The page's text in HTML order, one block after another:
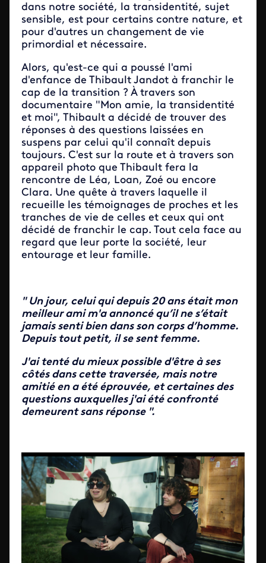
dans notre société, la transidentité, sujet
sensible, est pour certains contre nature, et
pour d'autres un changement de vie
primordial et nécessaire.
Alors, qu'est-ce qui a poussé l'ami
d'enfance de Thibault Jandot à franchir le
cap de la transition ? À travers son
documentaire "Mon amie, la transidentité
et moi", Thibault a décidé de trouver des
réponses à des questions laissées en
suspens par celui qu'il connaît depuis
toujours. C'est sur la route et à travers son
appareil photo que Thibault fera la
rencontre de Léa, Loan, Zoé ou encore
Clara. Une quête à travers laquelle il
recueille les témoignages de proches et les
tranches de vie de celles et ceux qui ont
décidé de franchir le cap. Tout cela face au
regard que leur porte la société, leur
entourage et leur famille.
" Un jour, celui qui depuis 20 ans était mon
meilleur ami m'a annoncé qu’il ne s’était
jamais senti bien dans son corps d’homme.
Depuis tout petit, il se sent femme.
J'ai tenté du mieux possible d'être à ses
côtés dans cette traversée, mais notre
amitié en a été éprouvée, et certaines des
questions auxquelles j'ai été confronté
demeurent sans réponse ".